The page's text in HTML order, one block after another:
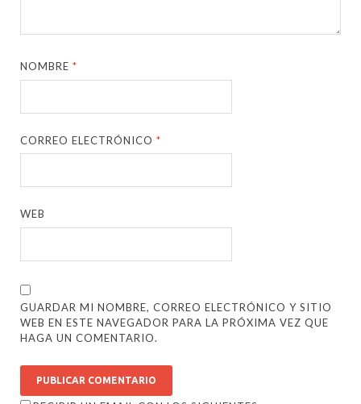
NOMBRE*
CORREO ELECTRÓNICO*
WEB
GUARDAR MI NOMBRE, CORREO ELECTRÓNICO Y SITIO
WEB EN ESTE NAVEGADOR PARA LA PRÓXIMA VEZ QUE
HAGA UN COMENTARIO.